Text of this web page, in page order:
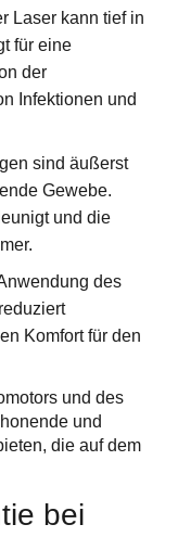
Laser kann tief in
für eine
der
Infektionen und
sind äußerst
Gewebe.
und die
des
Komfort für den
und des
und
die auf dem
bei